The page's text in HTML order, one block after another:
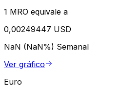
1 MRO equivale a
0,00249447 USD
NaN (NaN%) Semanal
Ver gráfico
Euro